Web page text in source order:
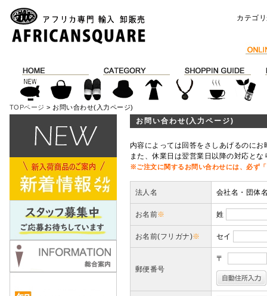
カテゴ
TOPページ > お問い合わせ(入力ページ)
お問い合わせ(入力ページ)
内容によっては回答をさしあげるのに
また、休業日は翌営業日以降の対応と
※ご注文に関するお問い合わせには、必ず
法人名 会社名・団体
お名前※ 姓
お名前(フリガナ)※ セイ
郵便番号
〒